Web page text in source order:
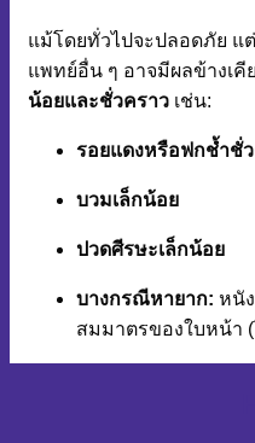
แม้โดยทั่วไปจะปลอดภัย แ
แพทย์อื่น ๆ อาจมีผลข้างเคี
น้อยและชั่วคราว เช่น:
รอยแดงหรือฟกช้ำชั่
บวมเล็กน้อย
ปวดศีรษะเล็กน้อย
บางกรณีหายาก: หนั
สมมาตรของใบหน้า